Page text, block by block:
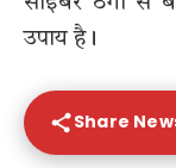
उपाय है।
Share